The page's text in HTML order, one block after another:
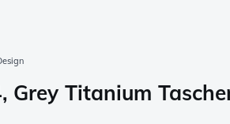
Titanium